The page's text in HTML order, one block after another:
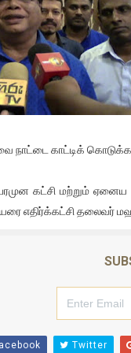
2021 Scotland ல்
மற்றும்
கடத்தப்படும்
செய்யப்பட்ட இளைஞன்
பெற்றுக்
நடிகை தூக்கிட்டு
நீதிமன்றம்
லெப்.கேணல்
நாட்டை காட்டிக்
கட்சி மற்றும்
எதிர்க்கட்சி தலைவர்
Twitter